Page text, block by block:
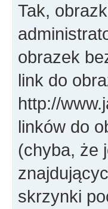
Tak,
obrazek
link do
http://
linków do
(chyba, że
skrzynki